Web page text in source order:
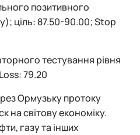
позитивного
ціль: 87.50-90.00; Stop
тестування рівня
79.20
Ормузьку протоку
на світову економіку.
газу та інших